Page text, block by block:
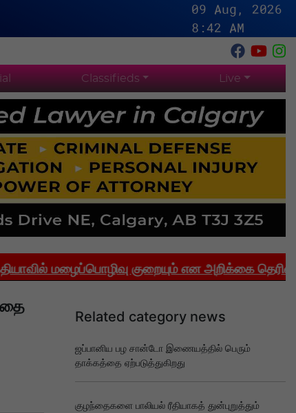
09 Aug, 2026
8:42 AM
Classifieds Live
குறையும் என அறிக்கை தெரிவிக்கிறது
Related category news
ஜப்பானிய பழ சான்டோ இணையத்தில் பெரும்
தாக்கத்தை ஏற்படுத்துகிறது
குழந்தைகளை பாலியல் ரீதியாகத் துன்புறுத்தும்